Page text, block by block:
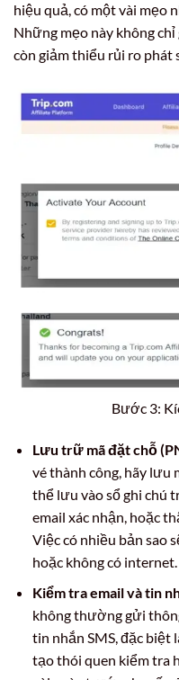
hiệu quả, có một vài mẹo
Những mẹo này không
còn giảm thiểu rủi ro phát
Bước 3:
Lưu trữ mã đặt chỗ
vé thành công, hãy lưu
thể lưu vào sổ ghi chú
email xác nhận, hoặc
Việc có nhiều bản sao
hoặc không có internet.
Kiểm tra email và tin
không thường gửi
tin nhắn SMS, đặc biệt
tạo thói quen kiểm tra